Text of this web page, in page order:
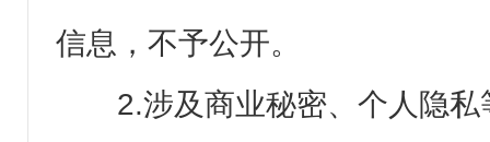
信息，不予公开。
2.涉及商业秘密、个人隐